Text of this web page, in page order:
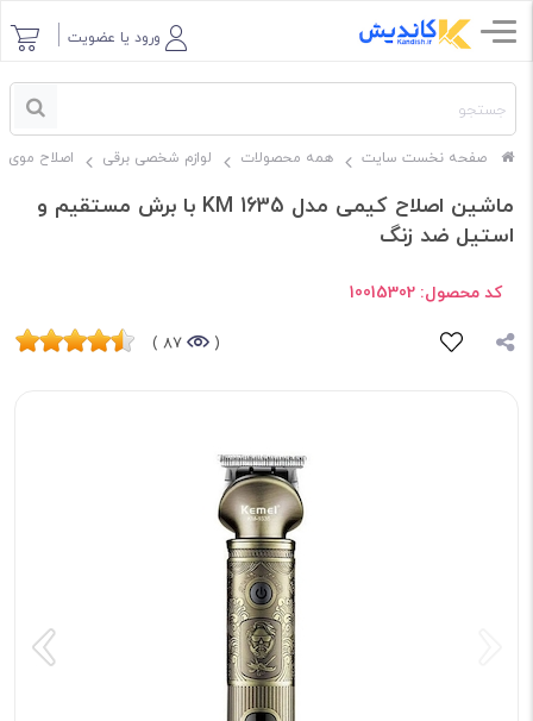
ورود یا عضویت
صفحه نخست سایت همه محصولات لوازم شخصی برقی اصلاح موی
ماشین اصلاح کیمی مدل KM 1635 با برش مستقیم و
استیل ضد زنگ
کد محصول: 10015302
(
87 )